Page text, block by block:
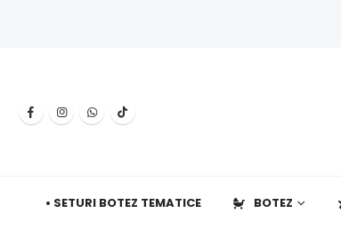
• SETURI BOTEZ TEMATICE BOTEZ